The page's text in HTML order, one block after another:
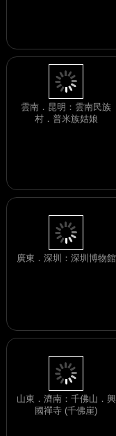
廣東．深圳：深圳博物館
山東．濟南：千佛山．興